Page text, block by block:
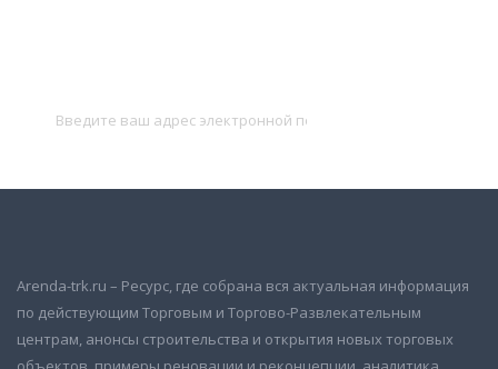
Arenda-trk.ru – Ресурс, где собрана вся актуальная информация
по действующим Торговым и Торгово-Развлекательным
центрам, анонсы строительства и открытия новых торговых